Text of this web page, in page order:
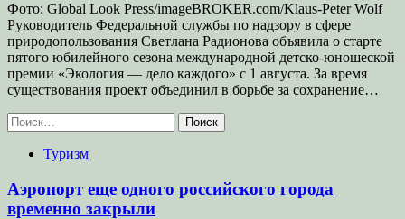
Фото: Global Look Press/imageBROKER.com/Klaus-Peter Wolf
Руководитель Федеральной службы по надзору в сфере
природопользования Светлана Радионова объявила о старте
пятого юбилейного сезона международной детско-юношеской
премии «Экология — дело каждого» с 1 августа. За время
существования проект объединил в борьбе за сохранение…
Найти:
Туризм
Аэропорт еще одного российского города
временно закрыли